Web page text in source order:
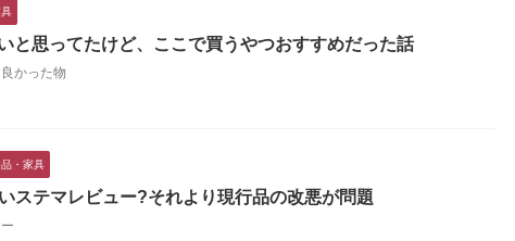
と思ってたけど、ここで買うやつおすすめだった話
かった物
・家具
ステマレビュー?それより現行品の改悪が問題